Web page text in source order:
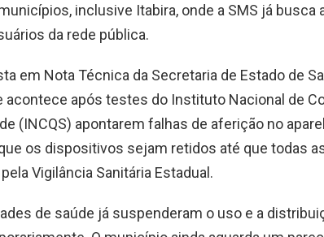
inclusive Itabira, onde a SMS já busca
da rede pública.
em Nota Técnica da Secretaria de Estado de
acontece após testes do Instituto Nacional de
(INCQS) apontarem falhas de aferição no
os dispositivos sejam retidos até que todas
Vigilância Sanitária Estadual.
de saúde já suspenderam o uso e a